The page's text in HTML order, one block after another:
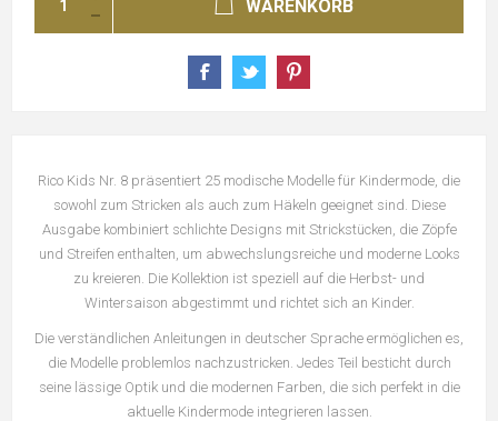
WARENKORB
Rico Kids Nr. 8 präsentiert 25 modische Modelle für Kindermode, die
sowohl zum Stricken als auch zum Häkeln geeignet sind. Diese
Ausgabe kombiniert schlichte Designs mit Strickstücken, die Zöpfe
und Streifen enthalten, um abwechslungsreiche und moderne Looks
zu kreieren. Die Kollektion ist speziell auf die Herbst- und
Wintersaison abgestimmt und richtet sich an Kinder.
Die verständlichen Anleitungen in deutscher Sprache ermöglichen es,
die Modelle problemlos nachzustricken. Jedes Teil besticht durch
seine lässige Optik und die modernen Farben, die sich perfekt in die
aktuelle Kindermode integrieren lassen.